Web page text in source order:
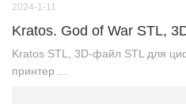
2024-1-11
Kratos. God of War STL,
Kratos STL, 3D-файл STL для
принтер ...